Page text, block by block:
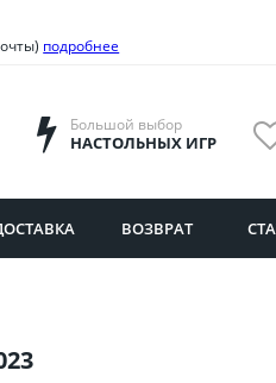
область
подробнее
Большой выбор
НАСТОЛЬНЫХ ИГР
ВОЗВРАТ